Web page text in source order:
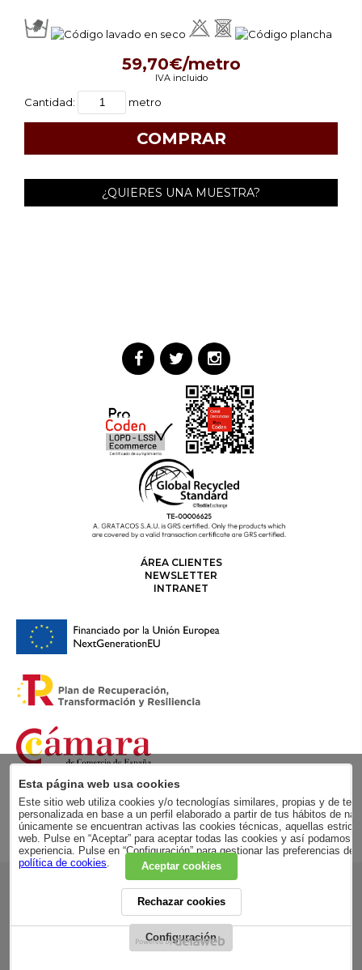
59,70€/metro
IVA incluido
Cantidad: metro
¿QUIERES UNA MUESTRA?
ÁREA CLIENTES
NEWSLETTER
INTRANET
RSC
AVISO LEGAL
ADVERTENCIA LEGAL
CONDICIONES GENERALES
Esta página web usa cookies
Este sitio web utiliza cookies y/o tecnologías similares, propias y de
personalizada en base a un perfil elaborado a partir de tus hábitos de
únicamente se encuentran activas las cookies técnicas, aquellas
web. Pulse en “Aceptar” para aceptar todas las cookies y así podamos
experiencia. Pulse en “Configuración” para gestionar las preferencias
política de cookies. Aceptar cookies
Rechazar cookies
Configuración